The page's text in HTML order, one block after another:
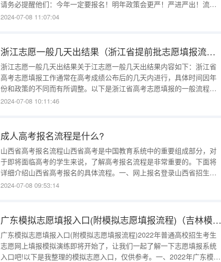
请务必提醒他们：今年一定要报名！明年政策会更严！严进严出！流程
繁琐！学费上涨！学制延长！今年报考是最后的选择。1、兰州理工大学
击底部咨
2024-07-08 11:07:04
浙江志愿一般几天出结果（浙江省提前批志愿填报流程）
浙江志愿一般几天出结果关于江志愿一般几天出结果内容如下：浙江省
高考志愿填报工作通常在高考成绩公布后的几天内进行，具体时间因年
份和政策的不同而有所调整。以下是浙江省高考志愿填报的一般流程和
时间安排：1.高考成绩公布：浙江省高考成绩通常在每年的6月26日左右
2024-07-08 10:11:46
成人高考报名流程是什么?
山西省高考报名流程山西省高考是中国教育系统中的重要组成部分，对
于即将面临高考的学生来说，了解高考报名流程是非常重要的。下面将
详细介绍山西省高考报名的具体流程。一、网上报名登录山西省招生考
试信息网（），进入“高考报名”页面。注册用户账号：填写个人基本信
2024-07-08 09:53:14
广东模拟志愿填报入口(附模拟志愿填报流程)（吉林模拟志愿填报入口(附模拟志愿填报流程)）
广东模拟志愿填报入口(附模拟志愿填报流程)2022年普通高校招生考生
志愿网上填报模拟演练即将开始了，让我们一起了解一下志愿填报系统
入口吧!以下是我整理的模拟志愿入口，仅供参考。一、2022年广东模拟